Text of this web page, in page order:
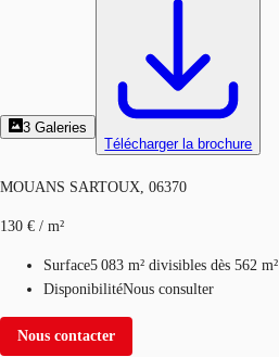
3 Galeries
Télécharger la brochure
MOUANS SARTOUX, 06370
130 € / m²
Surface5 083 m² divisibles dès 562 m²
DisponibilitéNous consulter
Nous contacter